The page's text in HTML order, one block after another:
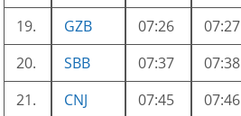
19.
GZB 07:26 07:27
20.
SBB 07:37 07:38
21.
CNJ 07:45 07:46